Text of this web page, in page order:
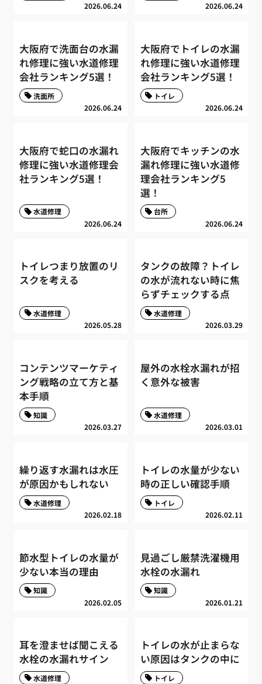
2026.06.24 2026.06.24
大阪府で洗面台の水漏
れ修理に強い水道修理
会社ランキング5選！
2026.06.24
洗面所
大阪府でトイレの水漏
れ修理に強い水道修理
会社ランキング5選！
2026.06.24
トイレ
大阪府で蛇口の水漏れ
修理に強い水道修理会
社ランキング5選！
2026.06.24
水道修理
大阪府でキッチンの水
漏れ修理に強い水道修
理会社ランキング5
選！
2026.06.24
台所
トイレつまり放置のリ
スクを考える
2026.05.28
水道修理
タンクの故障？トイレ
の水が流れない時に焦
らずチェックする点
2026.03.29
水道修理
コンテンツマーケティ
ング戦略の立て方と基
本手順
2026.03.27
知識
屋外の水栓水漏れが招
く意外な被害
2026.03.01
水道修理
繰り返す水漏れは水圧
が原因かもしれない
2026.02.18
水道修理
トイレの水量が少ない
時の正しい確認手順
2026.02.11
トイレ
節水型トイレの水量が
少ない本当の理由
2026.02.05
知識
見過ごし厳禁洗濯機用
水栓の水漏れ
2026.01.21
知識
耳を澄ませば聞こえる
水栓の水漏れサイン
水道修理
トイレの水が止まらな
い原因はタンクの中に
トイレ